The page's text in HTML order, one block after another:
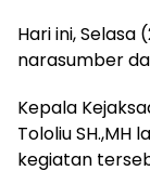
Hari ini,
narasumber
Kepala
Tololiu
kegiatan